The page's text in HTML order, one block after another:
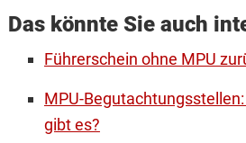
Das könnte Sie auch
Führerschein ohne MPU
MPU-
gibt es?